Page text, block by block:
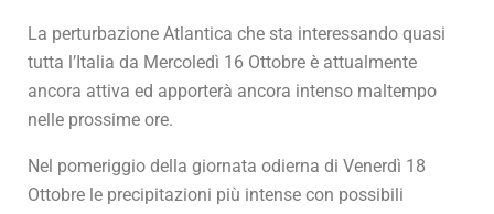
La perturbazione Atlantica che sta interessando quasi
tutta l’Italia da Mercoledì 16 Ottobre è attualmente
ancora attiva ed apporterà ancora intenso maltempo
nelle prossime ore.
Nel pomeriggio della giornata odierna di Venerdì 18
Ottobre le precipitazioni più intense con possibili